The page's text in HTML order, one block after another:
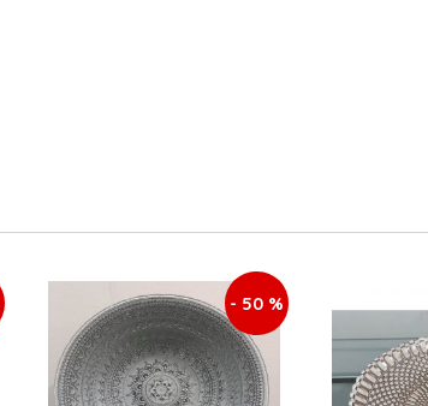
- 50 %